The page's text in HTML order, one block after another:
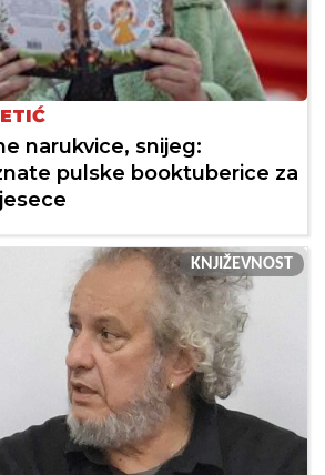
narukvice, snijeg:
pulske booktuberice za
KNJIŽEVNOST